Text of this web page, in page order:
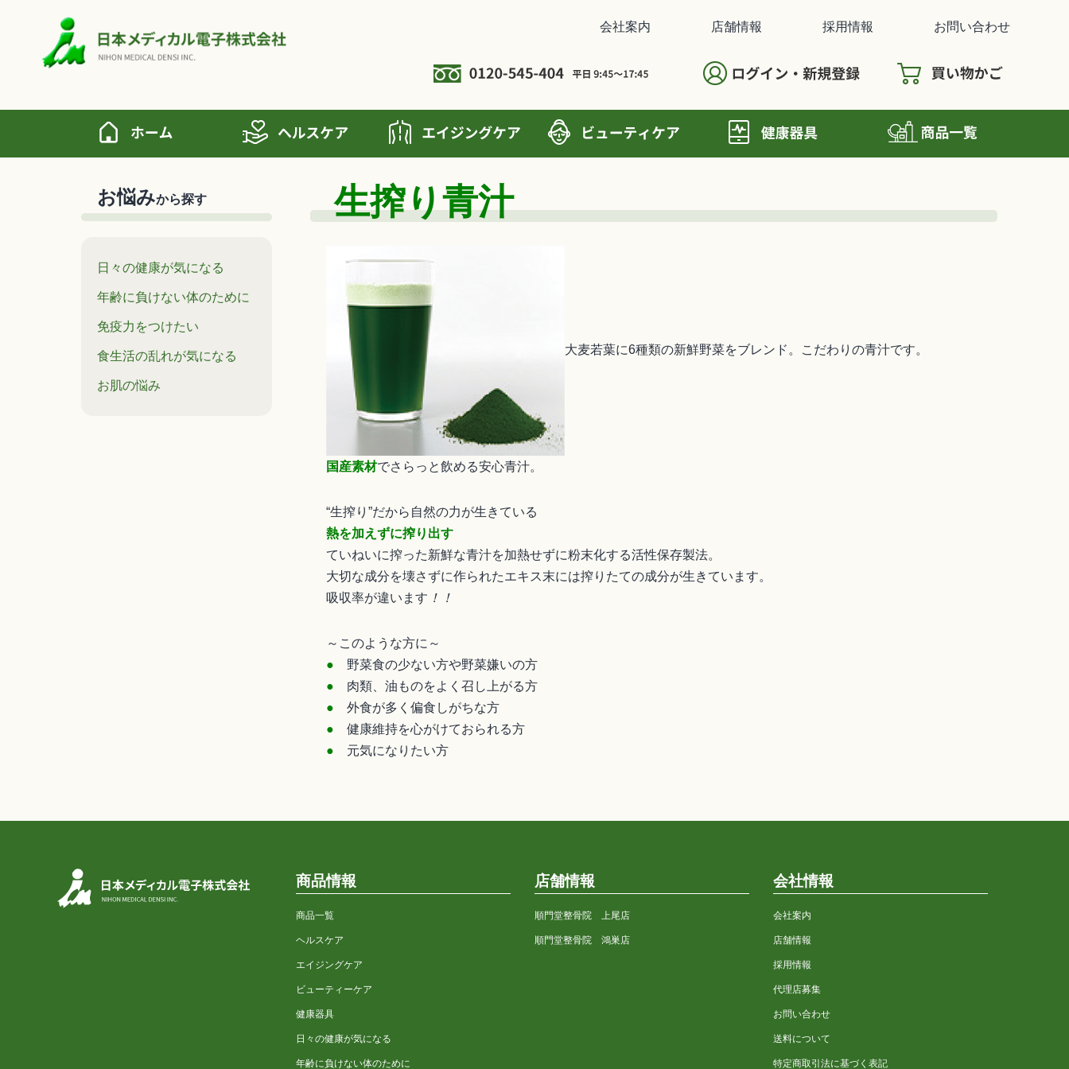
お問い合わせ
採用情報
店舗情報
会社案内
生搾り青汁
大麦若葉に6種類の新鮮野菜をブレンド。こだわりの青汁です。
国産素材でさらっと飲める安心青汁。
“生搾り”だから自然の力が生きている
熱を加えずに搾り出す
ていねいに搾った新鮮な青汁を加熱せずに粉末化する活性保存製法。
大切な成分を壊さずに作られたエキス末には搾りたての成分が生きています。
吸収率が違います ！！
～このような方に～
● 野菜食の少ない方や野菜嫌いの方
● 肉類、油ものをよく召し上がる方
● 外食が多く偏食しがちな方
● 健康維持を心がけておられる方
● 元気になりたい方
お悩みから探す
日々の健康が気になる
年齢に負けない体のために
免疫力をつけたい
食生活の乱れが気になる
お肌の悩み
商品情報
商品一覧
ヘルスケア
エイジングケア
ビューティーケア
健康器具
日々の健康が気になる
年齢に負けない体のために
店舗情報
順門堂整骨院 上尾店
順門堂整骨院 鴻巣店
会社情報
会社案内
店舗情報
採用情報
代理店募集
お問い合わせ
送料について
特定商取引法に基づく表記